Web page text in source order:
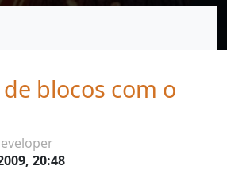
de blocos com o
20:48